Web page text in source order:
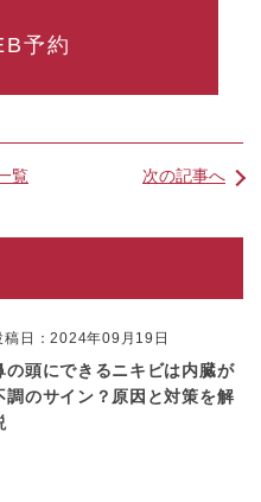
予約
覧 次の記事へ
稿日：2024年09月19日
の頭にできるニキビは内臓が
調のサイン？原因と対策を解